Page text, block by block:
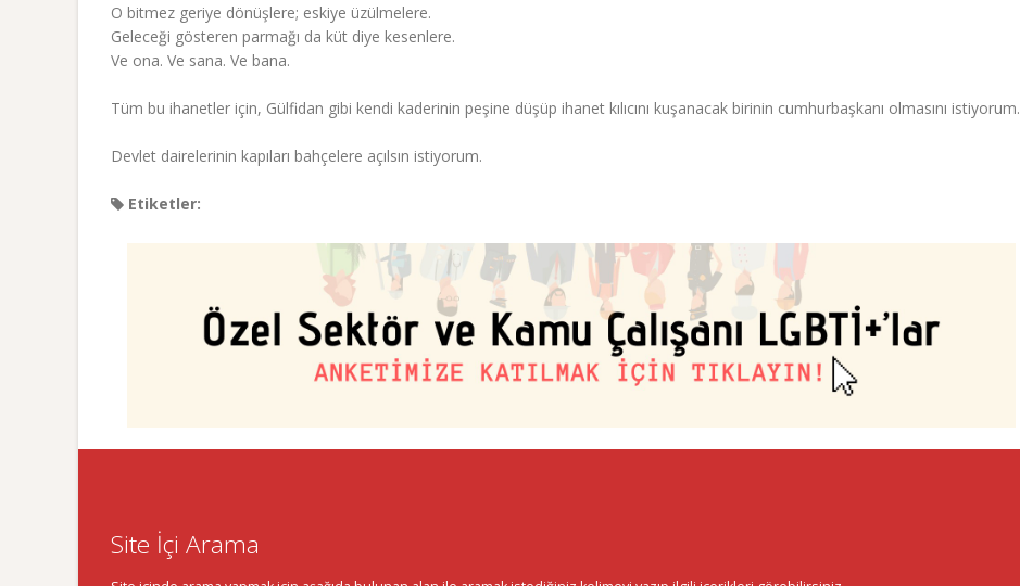
O bitmez geriye dönüşlere; eskiye üzülmelere.
Geleceği gösteren parmağı da küt diye kesenlere.
Ve ona. Ve sana. Ve bana.
Tüm bu ihanetler için, Gülfidan gibi kendi kaderinin peşine düşüp ihanet kılıcını kuşanacak birinin cumhurbaşkanı olmasını istiyorum.
Devlet dairelerinin kapıları bahçelere açılsın istiyorum.
Etiketler:
Site İçi Arama